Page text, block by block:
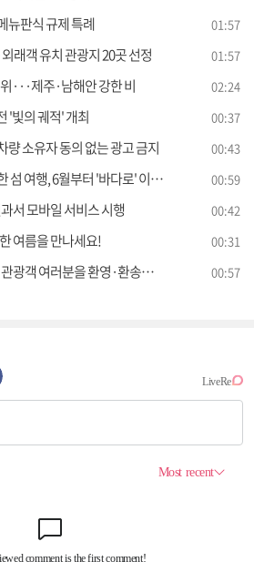
뉴판식 규제 특례 01:57
래객 유치 관광지 20곳 선정 01:57
···제주·남해안 강한 비 02:24
'빛의 궤적' 개최 00:37
소유자 동의 없는 광고 금지 00:43
, 6월부터 '바다로' 이용권 판매 시작 00:59
서 모바일 서비스 시행 00:42
여름을 만나세요! 00:31
객 여러분을 환영·환송합니다 00:57